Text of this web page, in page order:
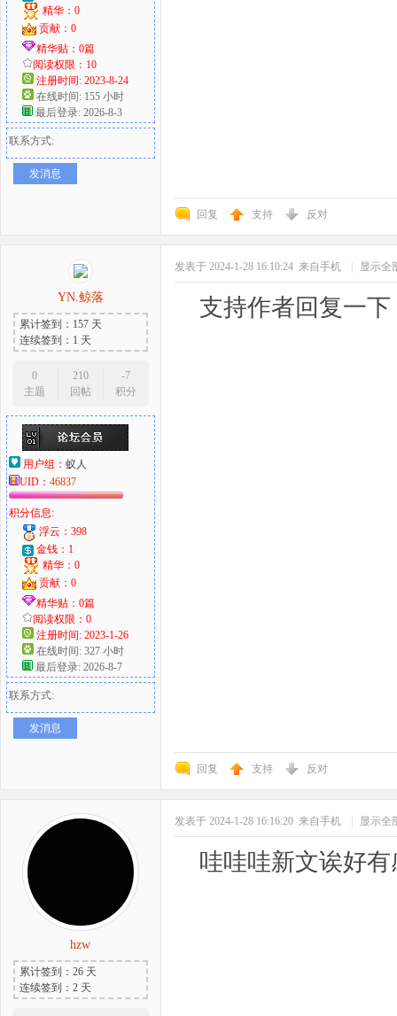
精华：0
贡献：0
精华贴：0篇
阅读权限：10
注册时间: 2023-8-24
在线时间: 155 小时
最后登录: 2026-8-3
联系方式:
发消息
回复 支持 反对
YN.鲸落
累计签到：157 天
连续签到：1 天
0
主题
210
回帖
-7
积分
用户组： 蚁人
UID： 46837
积分信息:
浮云：398
金钱：1
精华：0
贡献：0
精华贴：0篇
阅读权限：0
注册时间: 2023-1-26
在线时间: 327 小时
最后登录: 2026-8-7
联系方式:
发消息
发表于 2024-1-28 16:10:24 来自手机 显示全
支持作者回复一
回复 支持 反对
hzw
累计签到：26 天
连续签到：2 天
发表于 2024-1-28 16:16:20 来自手机 显示全
哇哇哇新文诶好